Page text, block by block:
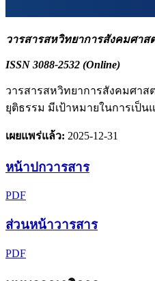
วารสารสหวิทยาการสังคมศา
ISSN 3088-2532 (Online)
วารสารสหวิทยาการสังคมศา
ยุติธรรม มีเป้าหมายในการเป็
เผยแพร่แล้ว: 2025-12-31
หน้าปกวารสาร
PDF
ส่วนหน้าวารสาร
PDF